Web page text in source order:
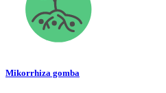
Mikorrhiza gomba